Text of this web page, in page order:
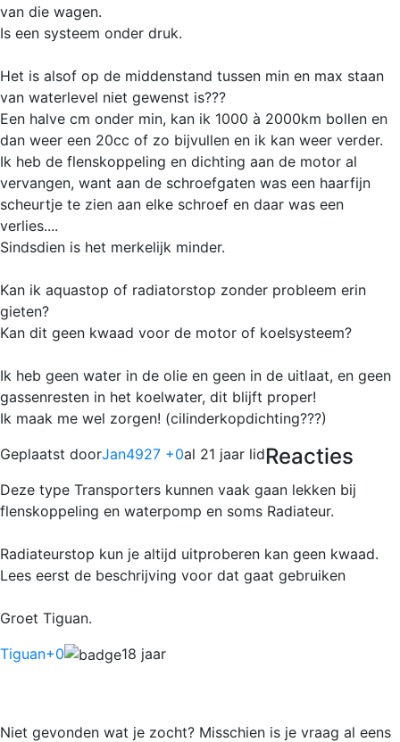
van die wagen.
Is een systeem onder druk.
Het is alsof op de middenstand tussen min en max staan
van waterlevel niet gewenst is???
Een halve cm onder min, kan ik 1000 à 2000km bollen en
dan weer een 20cc of zo bijvullen en ik kan weer verder.
Ik heb de flenskoppeling en dichting aan de motor al
vervangen, want aan de schroefgaten was een haarfijn
scheurtje te zien aan elke schroef en daar was een
verlies....
Sindsdien is het merkelijk minder.
Kan ik aquastop of radiatorstop zonder probleem erin
gieten?
Kan dit geen kwaad voor de motor of koelsysteem?
Ik heb geen water in de olie en geen in de uitlaat, en geen
gassenresten in het koelwater, dit blijft proper!
Ik maak me wel zorgen! (cilinderkopdichting???)
Geplaatst doorJan4927 +0al 21 jaar lidReacties
Deze type Transporters kunnen vaak gaan lekken bij
flenskoppeling en waterpomp en soms Radiateur.
Radiateurstop kun je altijd uitproberen kan geen kwaad.
Lees eerst de beschrijving voor dat gaat gebruiken
Groet Tiguan.
Tiguan+0 18 jaar
Niet gevonden wat je zocht? Misschien is je vraag al eens